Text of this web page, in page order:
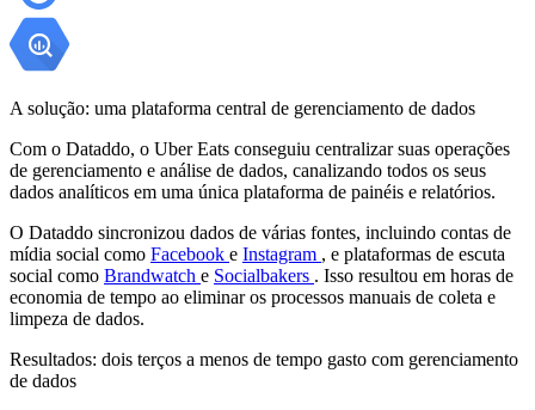
A solução: uma plataforma central de gerenciamento de dados
Com o Dataddo, o Uber Eats conseguiu centralizar suas operações
de gerenciamento e análise de dados, canalizando todos os seus
dados analíticos em uma única plataforma de painéis e relatórios.
O Dataddo sincronizou dados de várias fontes, incluindo contas de
mídia social como Facebook e Instagram , e plataformas de escuta
social como Brandwatch e Socialbakers . Isso resultou em horas de
economia de tempo ao eliminar os processos manuais de coleta e
limpeza de dados.
Resultados: dois terços a menos de tempo gasto com gerenciamento
de dados